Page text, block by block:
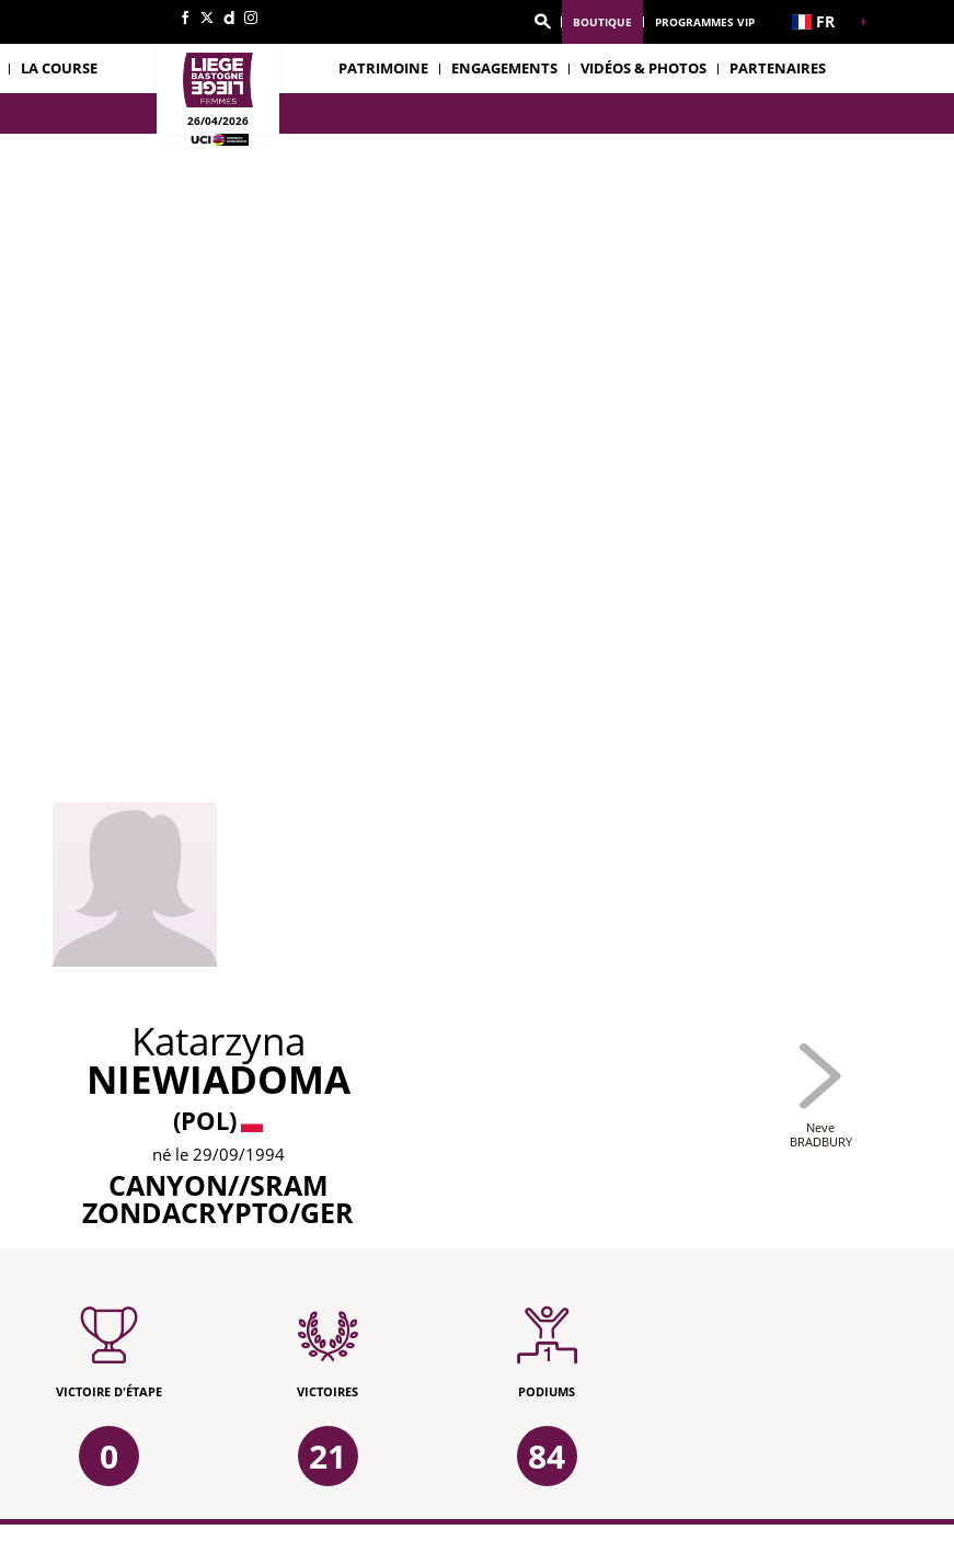
BOUTIQUE PROGRAMMES VIP FR
LA COURSE
26/04/2026
PATRIMOINE ENGAGEMENTS VIDÉOS & PHOTOS PARTENAIRES
Katarzyna
NIEWIADOMA
(POL)
né le 29/09/1994
CANYON//SRAM
ZONDACRYPTO/GER
Neve
BRADBURY
VICTOIRE D'ÉTAPE
0
VICTOIRES
21
PODIUMS
84